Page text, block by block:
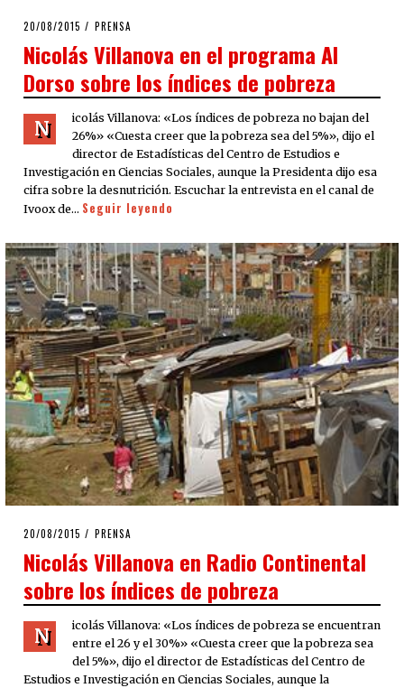
POSTED
20/08/2015 PRENSA
Nicolás Villanova en el programa Al
Dorso sobre los índices de pobreza
N
icolás Villanova: «Los índices de pobreza no bajan del
26%» «Cuesta creer que la pobreza sea del 5%», dijo el
director de Estadísticas del Centro de Estudios e
Investigación en Ciencias Sociales, aunque la Presidenta dijo esa
cifra sobre la desnutrición. Escuchar la entrevista en el canal de
Ivoox de… Seguir leyendo
POSTED
20/08/2015 PRENSA
Nicolás Villanova en Radio Continental
sobre los índices de pobreza
N
icolás Villanova: «Los índices de pobreza se encuentran
entre el 26 y el 30%» «Cuesta creer que la pobreza sea
del 5%», dijo el director de Estadísticas del Centro de
Estudios e Investigación en Ciencias Sociales, aunque la